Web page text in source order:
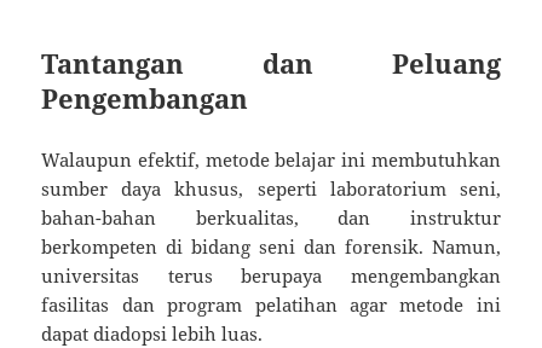
Tantangan dan Peluang
Pengembangan
Walaupun efektif, metode belajar ini membutuhkan
sumber daya khusus, seperti laboratorium seni,
bahan-bahan berkualitas, dan instruktur
berkompeten di bidang seni dan forensik. Namun,
universitas terus berupaya mengembangkan
fasilitas dan program pelatihan agar metode ini
dapat diadopsi lebih luas.